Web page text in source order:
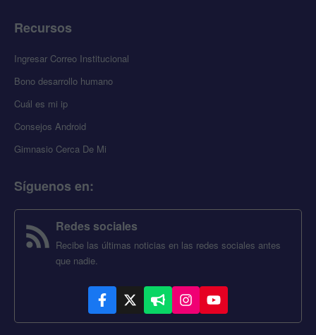
Recursos
Ingresar Correo Institucional
Bono desarrollo humano
Cuál es mi ip
Consejos Android
Gimnasio Cerca De Mi
Síguenos en:
Redes sociales
Recibe las últimas noticias en las redes sociales antes
que nadie.